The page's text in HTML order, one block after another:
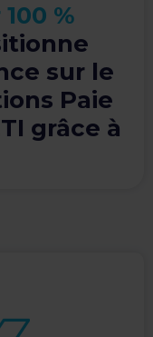
%
sur le
Paie
grâce à